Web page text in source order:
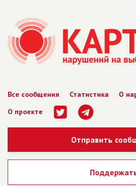
Все сообщения Статистика О
О проекте
Отправить